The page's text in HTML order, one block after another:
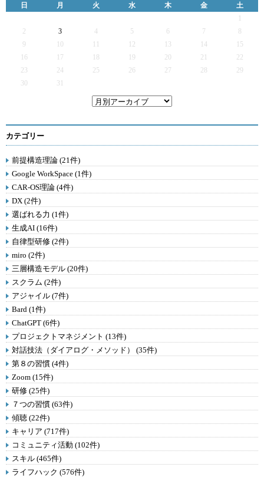
日 月 火 水 木 金
土
2
3 4 5 6 7
9
12 13 14
15
16
17 19 20 21
22
23
24 25 26 27 28
29
30
31
カテゴリー
前提構造理論 (21件)
Google WorkSpace (1件)
CAR-OS理論 (4件)
DX (2件)
選ばれる力 (1件)
生成AI (16件)
自律型研修 (2件)
miro (2件)
三層構造モデル (20件)
スクラム (2件)
アジャイル (7件)
Bard (1件)
ChatGPT (6件)
プロジェクトマネジメント (13件)
対話技法（ダイアログ・メソッド） (35件)
第８の習慣 (4件)
Zoom (15件)
研修 (25件)
７つの習慣 (63件)
傾聴 (22件)
キャリア (717件)
コミュニティ活動 (102件)
スキル (465件)
ライフハック (576件)